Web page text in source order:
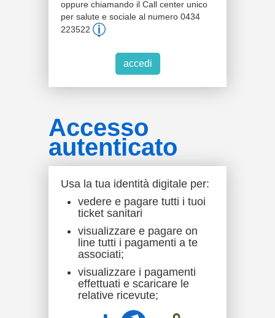
oppure chiamando il Call center unico
per salute e sociale al numero 0434
223522
Accesso
autenticato
Usa la tua identità digitale per:
vedere e pagare tutti i tuoi
ticket sanitari
visualizzare e pagare on
line tutti i pagamenti a te
associati;
visualizzare i pagamenti
effettuati e scaricare le
relative ricevute;